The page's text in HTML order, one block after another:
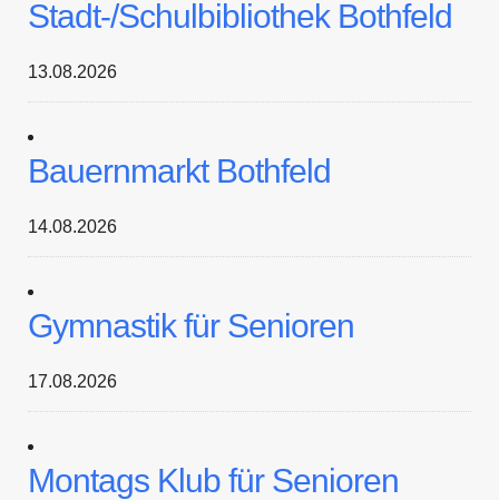
Stadt-/Schulbibliothek Bothfeld
13.08.2026
Bauernmarkt Bothfeld
14.08.2026
Gymnastik für Senioren
17.08.2026
Montags Klub für Senioren